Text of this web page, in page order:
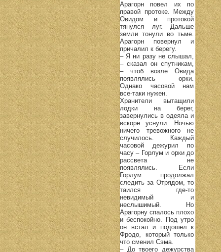
Арагорн повел их по
правой протоке. Между
Овидом и протокой
тянулся луг. Дальше
земли тонули во тьме.
Арагорн повернул и
причалил к берегу.
– Я ни разу не слышал,
– сказал он спутникам,
– чтоб возле Овида
появлялись орки.
Однако часовой нам
все-таки нужен.
Хранители вытащили
лодки на берег,
завернулись в одеяла и
вскоре уснули. Ночью
ничего тревожного не
случилось. Каждый
часовой дежурил по
часу – Горлум и орки до
рассвета не
появлялись. Если
Горлум продолжал
следить за Отрядом, то
таился где-то
невидимый и
неслышимый. Но
Арагорну спалось плохо
и беспокойно. Под утро
он встал и подошел к
Фродо, который только
что сменил Сэма.
– До твоего дежурства